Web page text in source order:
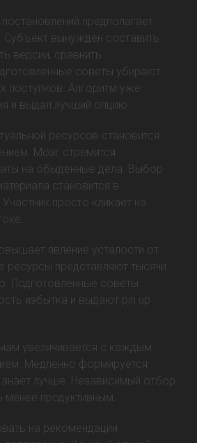
предполагает
Субъект вынужден составить
версии, сравнить
советы убирают
поступков. Алгоритм уже
и выдал лучший опцию.
ресурсов становится
Мозг стремится
на обыденные дела. Выбор
становится в
просто кликает на
явление усталости от
ресурсы представляют тысячи
Подготовленные советы
избытка и выдают pin up
увеличивается с каждым
Медленно формируется
лучше. Независимый отбор
менее продуктивным.
на рекомендации